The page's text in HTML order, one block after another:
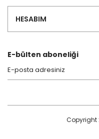
HESABIM
E-bülten aboneliği
Copyright